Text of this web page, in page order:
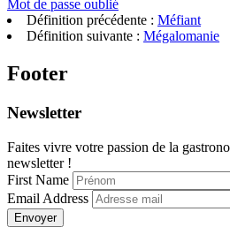
Mot de passe oublié
Définition précédente : Méfiant
Définition suivante : Mégalomanie
Footer
Newsletter
Faites vivre votre passion de la
newsletter !
First Name
Email Address
Envoyer